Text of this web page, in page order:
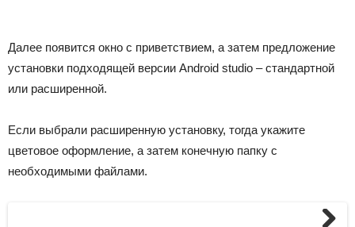
Далее появится окно с приветствием, а затем предложение
установки подходящей версии Android studio – стандартной
или расширенной.
Если выбрали расширенную установку, тогда укажите
цветовое оформление, а затем конечную папку с
необходимыми файлами.